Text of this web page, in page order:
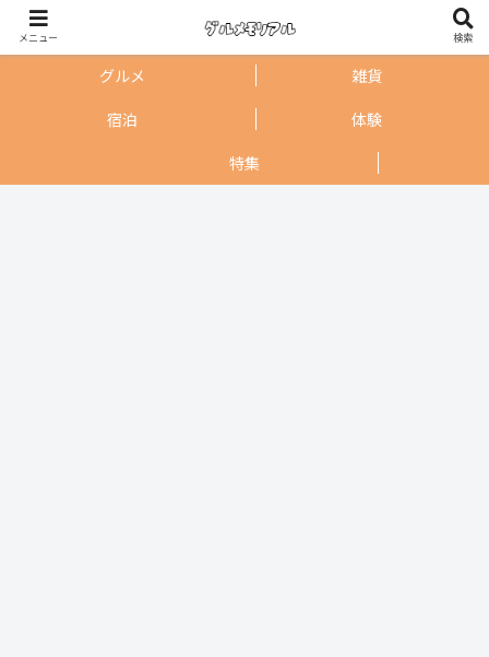
グルメ
雑貨
宿泊
体験
特集
メニュー 検索